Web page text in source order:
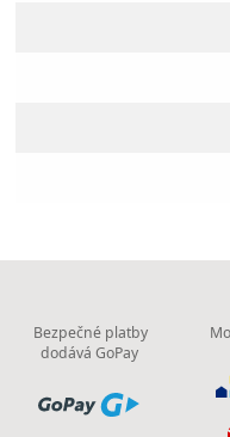
Bezpečné platby
dodává GoPay